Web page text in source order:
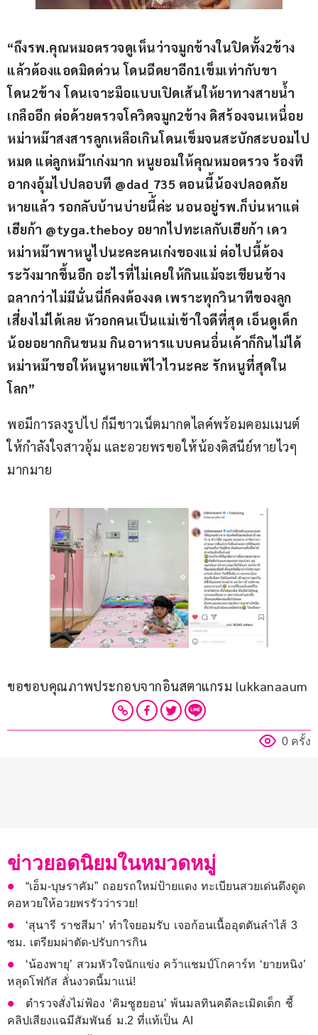
“ถึงรพ.คุณหมอตรวจดูเห็นว่าจมูกข้างในปิดทั้ง2ข้าง
แล้วต้องแอดมิดด่วน โดนฉีดยาอีก1เข็มเท่ากับขา
โดน2ข้าง โดนเจาะมือแบบเปิดเส้นให้ยาทางสายน้ำ
เกลืออีก ต่อด้วยตรวจโควิดจมูก2ข้าง ดิสร้องจนเหนื่อย
หม่าหม๊าสงสารลูกเหลือเกินโดนเข็มจนสะบักสะบอมไป
หมด แต่ลูกหม๊าเก่งมาก หนูยอมให้คุณหมอตรวจ ร้องที
อากงอุ้มไปปลอบที @dad_735 ตอนนี้น้องปลอดภัย
หายแล้ว รอกลับบ้านบ่ายนี้ค่ะ นอนอยู่รพ.ก็บ่นหาแต่
เฮียก้า @tyga.theboy อยากไปทะเลกับเฮียก้า เดว
หม่าหม๊าพาหนูไปนะคะคนเก่งของแม่ ต่อไปนี้ต้อง
ระวังมากขึ้นอีก อะไรที่ไม่เคยให้กินแม้จะเขียนข้าง
ฉลากว่าไม่มีนั่นนี่ก็คงต้องงด เพราะทุกวินาทีของลูก
เสี่ยงไม่ได้เลย หัวอกคนเป็นแม่เข้าใจดีที่สุด เอ็นดูเด็ก
น้อยอยากกินขนม กินอาหารแบบคนอื่นเค้าก็กินไม่ได้
หม่าหม๊าขอให้หนูหายแพ้ไวไวนะคะ รักหนูที่สุดใน
โลก”
พอมีการลงรูปไป ก็มีชาวเน็ตมากดไลค์พร้อมคอมเมนต์
ให้กำลังใจสาวอุ้ม และอวยพรขอให้น้องดิสนีย์หายไวๆ
มากมาย
ขอขอบคุณภาพประกอบจากอินสตาแกรม lukkanaaum
0 ครั้ง
ข่าวยอดนิยมในหมวดหมู่
“เอ็ม-บุษราคัม” ถอยรถใหม่ป้ายแดง ทะเบียนสวยเด่นดึงดูด
คอหวยให้อวยพรรัวว่ารวย!
‘สุนารี ราชสีมา’ ทำใจยอมรับ เจอก้อนเนื้ออุดตันลำไส้ 3
ซม. เตรียมผ่าตัด-ปรับการกิน
‘น้องพายุ’ สวมหัวใจนักแข่ง คว้าแชมป์โกคาร์ท ‘ยายหนิง’
หลุดโฟกัส ลั่นงวดนี้มาแน่!
ตำรวจสั่งไม่ฟ้อง ‘คิมซูฮยอน’ พ้นมลทินคดีละเมิดเด็ก ชี้
คลิปเสียงแฉมีสัมพันธ์ ม.2 ที่แท้เป็น AI